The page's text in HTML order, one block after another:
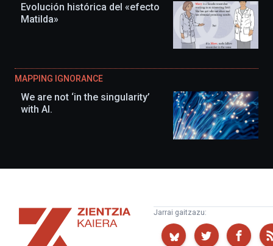
Evolución histórica del «efecto
Matilda»
MAPPING IGNORANCE
We are not ‘in the singularity’
with AI.
Zientzia
Kaiera
Jarrai gaitzazu: